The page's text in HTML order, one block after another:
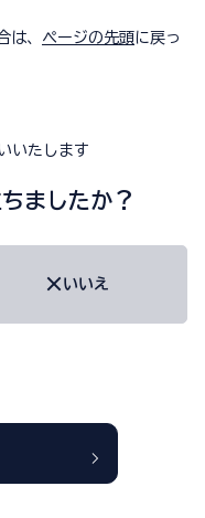
は、 ページの先頭に戻っ
いたします
ましたか？
いいえ